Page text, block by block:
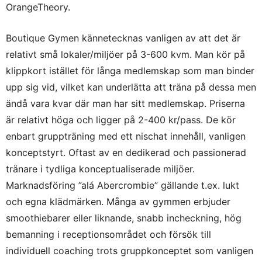
OrangeTheory.
Boutique Gymen kännetecknas vanligen av att det är
relativt små lokaler/miljöer på 3-600 kvm. Man kör på
klippkort istället för långa medlemskap som man binder
upp sig vid, vilket kan underlätta att träna på dessa men
ändå vara kvar där man har sitt medlemskap. Priserna
är relativt höga och ligger på 2-400 kr/pass. De kör
enbart gruppträning med ett nischat innehåll, vanligen
konceptstyrt. Oftast av en dedikerad och passionerad
tränare i tydliga konceptualiserade miljöer.
Marknadsföring ”alá Abercrombie” gällande t.ex. lukt
och egna klädmärken. Många av gymmen erbjuder
smoothiebarer eller liknande, snabb incheckning, hög
bemanning i receptionsområdet och försök till
individuell coaching trots gruppkonceptet som vanligen